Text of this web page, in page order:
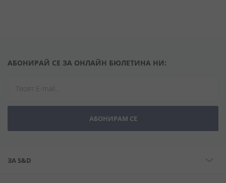
АБОНИРАЙ СЕ ЗА ОНЛАЙН БЮЛЕТИНА НИ:
АБОНИРАМ СЕ
ЗА S&D